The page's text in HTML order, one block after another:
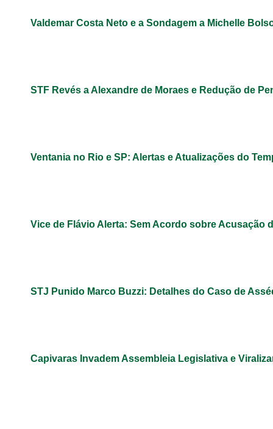
Valdemar Costa Neto e a Sondagem a Michelle
STF Revés a Alexandre de Moraes e Redução de
Ventania no Rio e SP: Alertas e Atualizações do
Vice de Flávio Alerta: Sem Acordo sobre Acusação
STJ Punido Marco Buzzi: Detalhes do Caso de
Capivaras Invadem Assembleia Legislativa e